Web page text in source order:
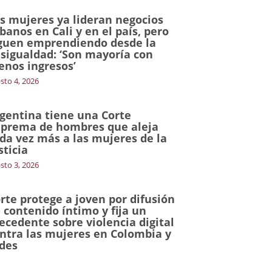
mujeres ya lideran negocios
en Cali y en el país, pero
emprendiendo desde la
‘Son mayoría con
ingresos’
4, 2026
tiene una Corte
de hombres que aleja
vez más a las mujeres de la
3, 2026
protege a joven por difusión
contenido íntimo y fija un
sobre violencia digital
las mujeres en Colombia y